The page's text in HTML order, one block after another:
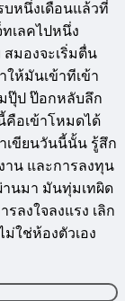
หนึ่งเดือนแล้วที่
เลคไปหนึ่ง
มองจะเริ่มตื่น
ให้มันเข้าทีเข้า
ปุ๊ป ป๊อกหลับลึก
อเข้าโหมดได้
เขียนวันนี้นั้น รู้สึก
าน และการลงทุน
นมา มันทุ่มเทผิด
ลงใจลงแรง เลิก
ใช่ห้องตัวเอง